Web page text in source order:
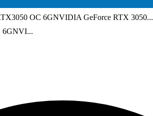
OC 6GNVIDIA GeForce RTX 3050...
6GNVI...